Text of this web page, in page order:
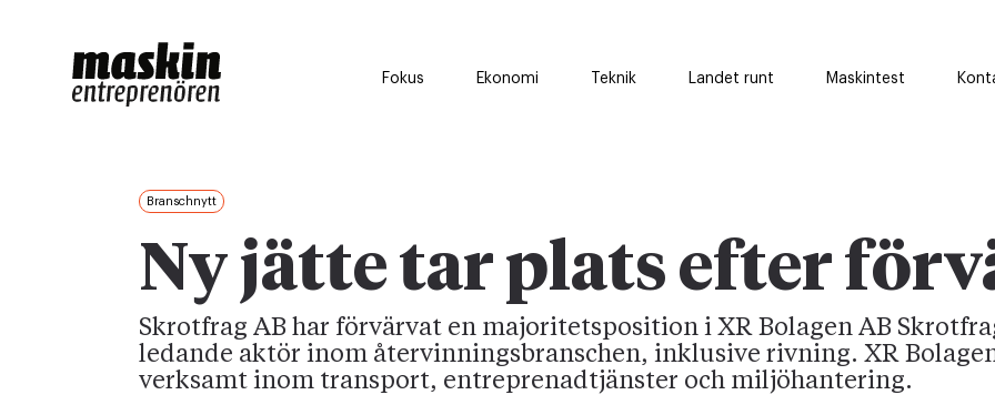
Fokus Ekonomi Teknik Landet runt Maskintest
Branschnytt
Ny jätte tar plats efter
Skrotfrag AB har förvärvat en majoritetsposition i XR Bolagen AB
ledande aktör inom återvinningsbranschen, inklusive rivning. XR
verksamt inom transport, entreprenadtjänster och miljöhantering.